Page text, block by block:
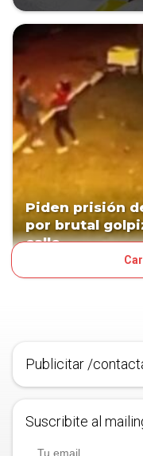
Piden prisión
por brutal
calle
Publicitar /
Suscribite al